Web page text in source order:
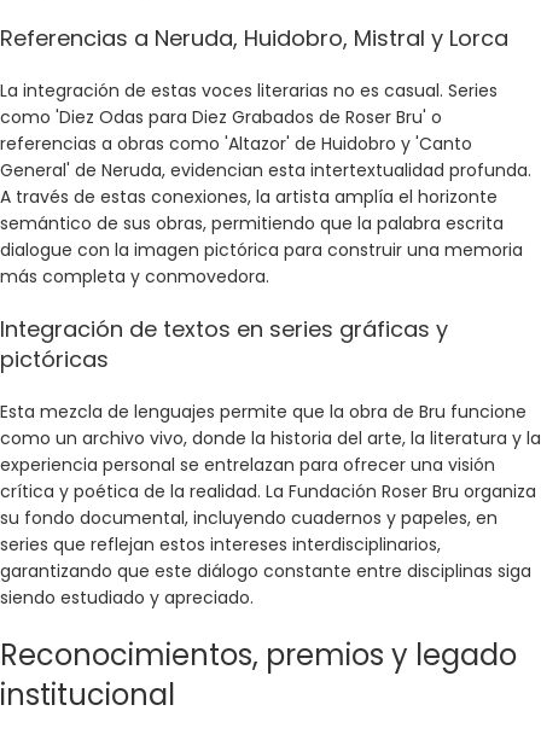
Referencias a Neruda, Huidobro, Mistral y Lorca
La integración de estas voces literarias no es casual. Series
como 'Diez Odas para Diez Grabados de Roser Bru' o
referencias a obras como 'Altazor' de Huidobro y 'Canto
General' de Neruda, evidencian esta intertextualidad profunda.
A través de estas conexiones, la artista amplía el horizonte
semántico de sus obras, permitiendo que la palabra escrita
dialogue con la imagen pictórica para construir una memoria
más completa y conmovedora.
Integración de textos en series gráficas y
pictóricas
Esta mezcla de lenguajes permite que la obra de Bru funcione
como un archivo vivo, donde la historia del arte, la literatura y la
experiencia personal se entrelazan para ofrecer una visión
crítica y poética de la realidad. La Fundación Roser Bru organiza
su fondo documental, incluyendo cuadernos y papeles, en
series que reflejan estos intereses interdisciplinarios,
garantizando que este diálogo constante entre disciplinas siga
siendo estudiado y apreciado.
Reconocimientos, premios y legado
institucional